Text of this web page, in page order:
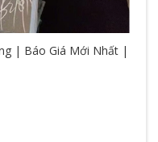
| Báo Giá Mới Nhất |